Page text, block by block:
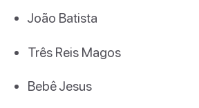
João Batista
Três Reis Magos
Bebê Jesus